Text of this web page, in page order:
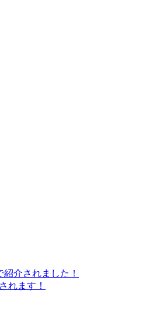
介されました！
れます！